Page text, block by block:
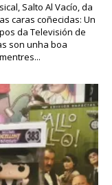
Salto Al Vacío, da
caras coñecidas: Un
da Televisión de
son unha boa